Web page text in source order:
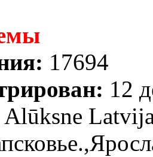
17694
12
Alūksne